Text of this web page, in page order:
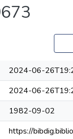
2024-06-
2024-06-
1982-09-02
https://